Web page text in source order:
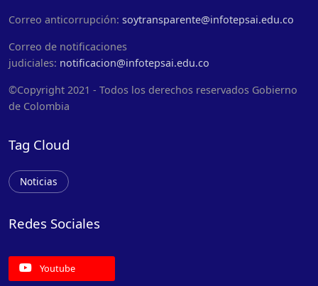
Correo anticorrupción: soytransparente@infotepsai.edu.co
Correo de notificaciones
judiciales: notificacion@infotepsai.edu.co
©Copyright 2021 - Todos los derechos reservados Gobierno
de Colombia
Tag Cloud
Noticias
Redes Sociales
Youtube